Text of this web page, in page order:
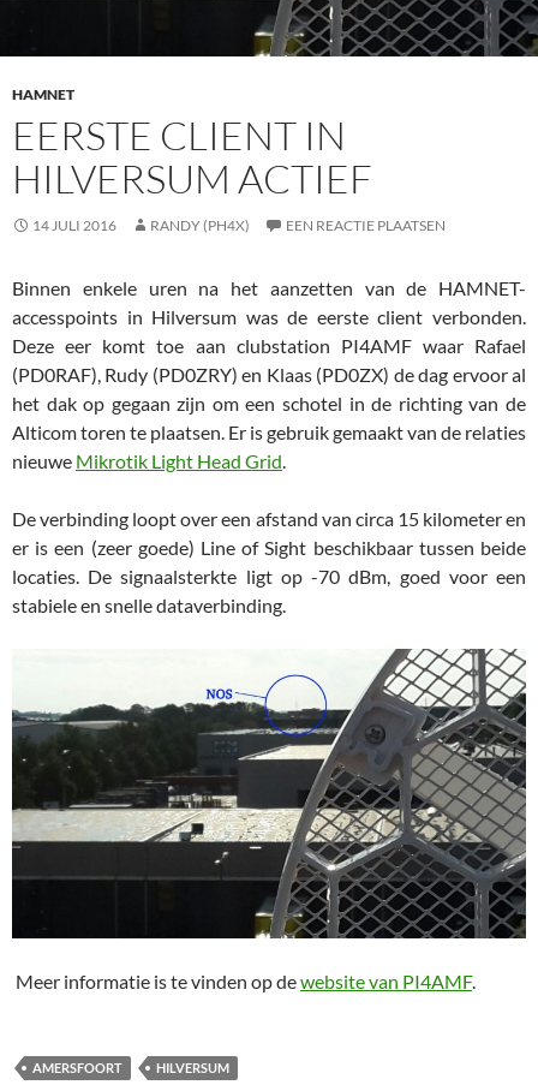
HAMNET
EERSTE CLIENT IN
HILVERSUM ACTIEF
14 JULI 2016 RANDY (PH4X) EEN REACTIE PLAATSEN
Binnen enkele uren na het aanzetten van de HAMNET-
accesspoints in Hilversum was de eerste client verbonden.
Deze eer komt toe aan clubstation PI4AMF waar Rafael
(PD0RAF), Rudy (PD0ZRY) en Klaas (PD0ZX) de dag ervoor al
het dak op gegaan zijn om een schotel in de richting van de
Alticom toren te plaatsen. Er is gebruik gemaakt van de relaties
nieuwe Mikrotik Light Head Grid.
De verbinding loopt over een afstand van circa 15 kilometer en
er is een (zeer goede) Line of Sight beschikbaar tussen beide
locaties. De signaalsterkte ligt op -70 dBm, goed voor een
stabiele en snelle dataverbinding.
Meer informatie is te vinden op dewebsite van PI4AMF.
AMERSFOORT HILVERSUM